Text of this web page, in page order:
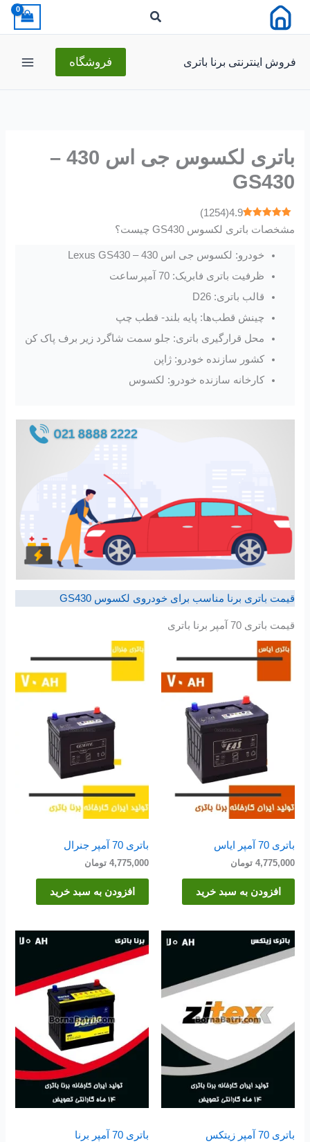
فروش اینترنتی برنا باتری فروشگاه
باتری لکسوس جی اس 430 –
GS430
4.9
(
1254
)
مشخصات باتری لکسوس GS430 چیست؟
خودرو: لکسوس جی اس 430 – Lexus GS430
ظرفیت باتری فابریک: 70 آمپرساعت
قالب باتری: D26
چینش قطب‌ها: پایه بلند- قطب چپ
محل قرارگیری باتری: جلو سمت شاگرد زیر برف پاک کن
کشور سازنده خودرو: ژاپن
کارخانه سازنده خودرو: لکسوس
قیمت باتری برنا مناسب برای خودروی لکسوس GS430
قیمت باتری 70 آمپر برنا باتری
باتری 70 آمپر ایاس
4,775,000 تومان
افزودن به سبد خرید
باتری 70 آمپر جنرال
4,775,000 تومان
افزودن به سبد خرید
باتری 70 آمپر زیتکس باتری 70 آمپر برنا